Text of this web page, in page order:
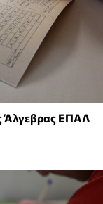
Άλγεβρας ΕΠΑΛ